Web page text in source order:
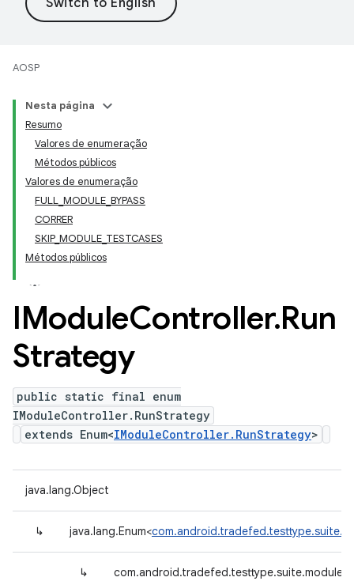
AOSP
Nesta página
Resumo
Valores de enumeração
Métodos públicos
Valores de enumeração
FULL_MODULE_BYPASS
CORRER
SKIP_MODULE_TESTCASES
Métodos públicos
IModuleController.Run
Strategy
public static final enum
IModuleController.RunStrategy
extends Enum<IModuleController.RunStrategy>
java.lang.Object
↳ java.lang.Enum<
↳